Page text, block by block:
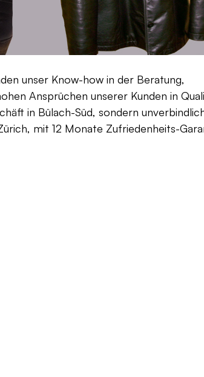
unser Know-how in der Beratung,
Ansprüchen unserer Kunden in
in Bülach-Süd, sondern
mit 12 Monate Zufriedenheits-